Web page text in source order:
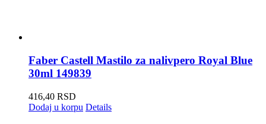
Faber Castell Mastilo za nalivpero Royal Blue
30ml 149839
416,40 RSD
Dodaj u korpu Details